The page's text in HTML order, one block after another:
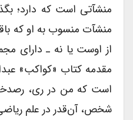
منشآتى است که دارد؛
منشآت منسوب به او که
از اوست یا نه ـ داراى
مقدمه کتاب «کواکب»
است که من در رى،
شخص، آن‌قدر در علم